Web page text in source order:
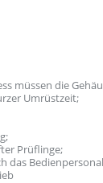
müssen die
Umrüstzeit;
Prüflinge;
das